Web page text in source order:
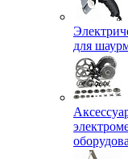
для